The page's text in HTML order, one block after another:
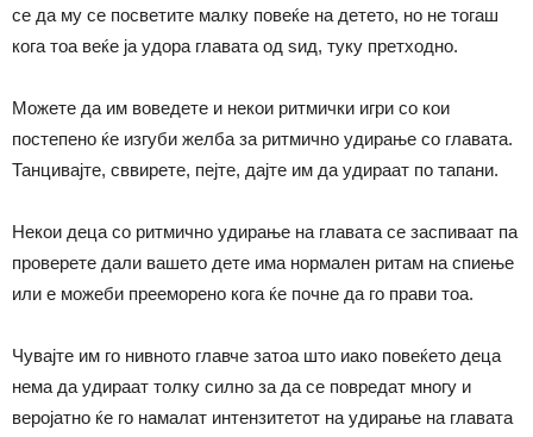
се да му се посветите малку повеќе на детето, но не тогаш
кога тоа веќе ја удора главата од ѕид, туку претходно.
Можете да им воведете и некои ритмички игри со кои
постепено ќе изгуби желба за ритмично удирање со главата.
Танцивајте, сввирете, пејте, дајте им да удираат по тапани.
Некои деца со ритмично удирање на главата се заспиваат па
проверете дали вашето дете има нормален ритам на спиење
или е можеби прееморено кога ќе почне да го прави тоа.
Чувајте им го нивното главче затоа што иако повеќето деца
нема да удираат толку силно за да се повредат многу и
веројатно ќе го намалат интензитетот на удирање на главата